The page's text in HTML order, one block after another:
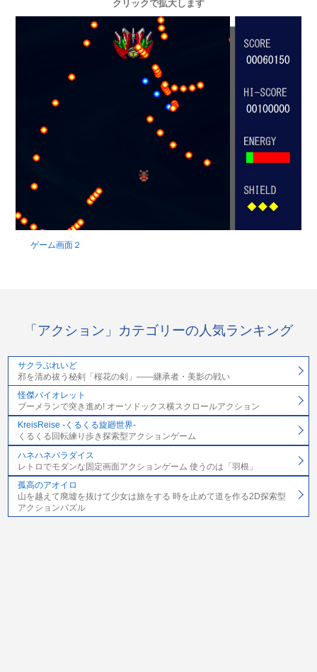
クリックで拡大します
ゲーム画面２
「アクション」カテゴリーの人気ランキング
サクラぶれいど
邪を清め祓う秘剣「桜花の剣」――継承者・美影の戦い
怪傑バイオレット
ブーメランで突き進め! オーソドックス横スクロールアクション
KreisReise -くるくる旋廻世界-
くるくる回転練り歩き探索型アクションゲーム
ハネハネパラダイス
レトロでモダンな固定画面アクションゲーム 使うのは「羽根」
孤高のアオイロ
山を越えて廃墟を抜けて少女は旅をする 時を止めて道を作る2D探索型
アクションパズル